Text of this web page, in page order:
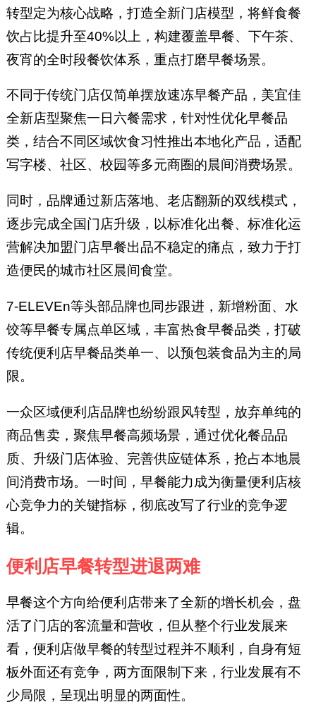
转型定为核心战略，打造全新门店模型，将鲜食餐
饮占比提升至40%以上，构建覆盖早餐、下午茶、
夜宵的全时段餐饮体系，重点打磨早餐场景。
不同于传统门店仅简单摆放速冻早餐产品，美宜佳
全新店型聚焦一日六餐需求，针对性优化早餐品
类，结合不同区域饮食习性推出本地化产品，适配
写字楼、社区、校园等多元商圈的晨间消费场景。
同时，品牌通过新店落地、老店翻新的双线模式，
逐步完成全国门店升级，以标准化出餐、标准化运
营解决加盟门店早餐出品不稳定的痛点，致力于打
造便民的城市社区晨间食堂。
7-ELEVEn等头部品牌也同步跟进，新增粉面、水
饺等早餐专属点单区域，丰富热食早餐品类，打破
传统便利店早餐品类单一、以预包装食品为主的局
限。
一众区域便利店品牌也纷纷跟风转型，放弃单纯的
商品售卖，聚焦早餐高频场景，通过优化餐品品
质、升级门店体验、完善供应链体系，抢占本地晨
间消费市场。一时间，早餐能力成为衡量便利店核
心竞争力的关键指标，彻底改写了行业的竞争逻
辑。
便利店早餐转型进退两难
早餐这个方向给便利店带来了全新的增长机会，盘
活了门店的客流量和营收，但从整个行业发展来
看，便利店做早餐的转型过程并不顺利，自身有短
板外面还有竞争，两方面限制下来，行业发展有不
少局限，呈现出明显的两面性。